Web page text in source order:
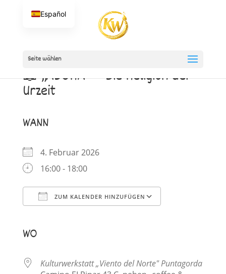
Seite wählen
📖 „ABORA“ – Die Religion der
Urzeit
WANN
4. Februar 2026
16:00 - 18:00
ZUM KALENDER HINZUFÜGEN
WO
Kulturwerkstatt „Viento del Norte" Puntagorda
Español